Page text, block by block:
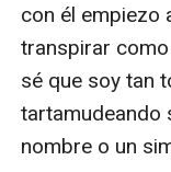
con él empiezo
transpirar
sé que soy tan
tartamudeando
nombre o un